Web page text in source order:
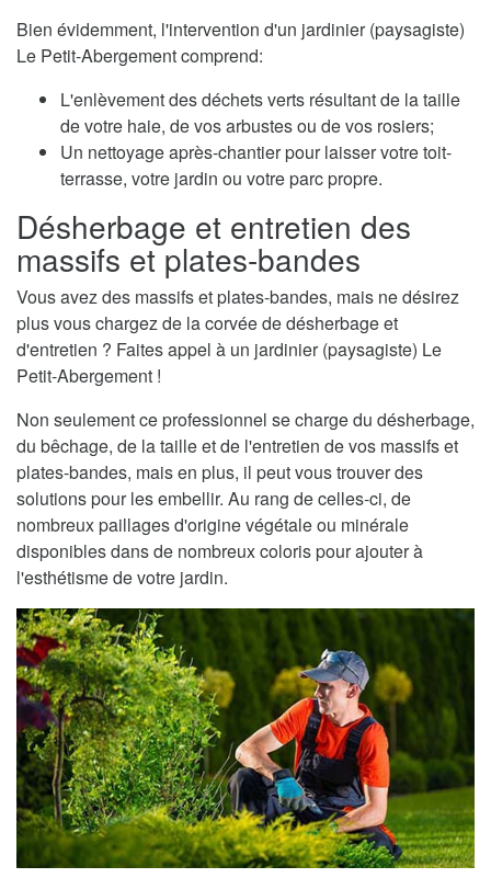
Bien évidemment, l'intervention d'un jardinier (paysagiste)
Le Petit-Abergement comprend:
L'enlèvement des déchets verts résultant de la taille
de votre haie, de vos arbustes ou de vos rosiers;
Un nettoyage après-chantier pour laisser votre toit-
terrasse, votre jardin ou votre parc propre.
Désherbage et entretien des
massifs et plates-bandes
Vous avez des massifs et plates-bandes, mais ne désirez
plus vous chargez de la corvée de désherbage et
d'entretien ? Faites appel à un jardinier (paysagiste) Le
Petit-Abergement !
Non seulement ce professionnel se charge du désherbage,
du bêchage, de la taille et de l'entretien de vos massifs et
plates-bandes, mais en plus, il peut vous trouver des
solutions pour les embellir. Au rang de celles-ci, de
nombreux paillages d'origine végétale ou minérale
disponibles dans de nombreux coloris pour ajouter à
l'esthétisme de votre jardin.